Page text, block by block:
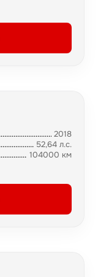
2018
52,64 л.с.
104000 км